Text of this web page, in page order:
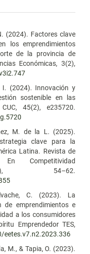
(2024). Factores clave
los emprendimientos
de la provincia de
Económicas, 3(2),
I. (2024). Innovación y
sostenible en las
45(2), e235720.
M. de la L. (2025).
clave para la
Latina. Revista de
En Competitividad
54–62.
C. (2023). La
emprendimientos e
a los consumidores
Emprendedor TES,
M., & Tapia, O. (2023).